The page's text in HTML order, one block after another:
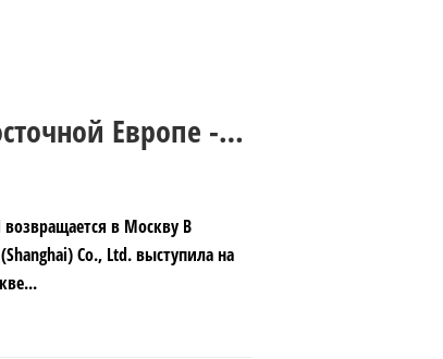
Европе -
в Москву В
Co., Ltd. выступила на